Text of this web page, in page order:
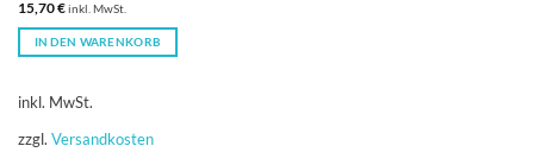
15,70€inkl. MwSt.
IN DEN WARENKORB
inkl. MwSt.
zzgl. Versandkosten